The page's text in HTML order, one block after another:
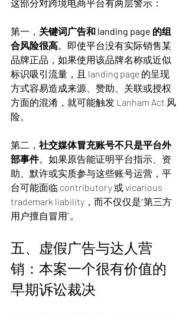
这部分对跨境电商平台有两层警示：
第一， 关键词广告和 landing page 的组
合风险很高。即使平台没有实际销售某
品牌正品，如果使用该品牌名称或近似
标识吸引流量，且 landing page 的呈现
方式容易造成来源、赞助、关联或授权
方面的混淆，就可能触发 Lanham Act 风
险。
第二， 社交媒体冒充账号不只是平台外
部事件。如果原告能证明平台指示、资
助、默许或实质参与这些账号运营，平
台可能面临 contributory 或 vicarious
trademark liability，而不仅仅是“第三方
用户擅自冒用”。
五、虚假广告与达人营
销：本案一个很有价值的
早期诉讼裁决